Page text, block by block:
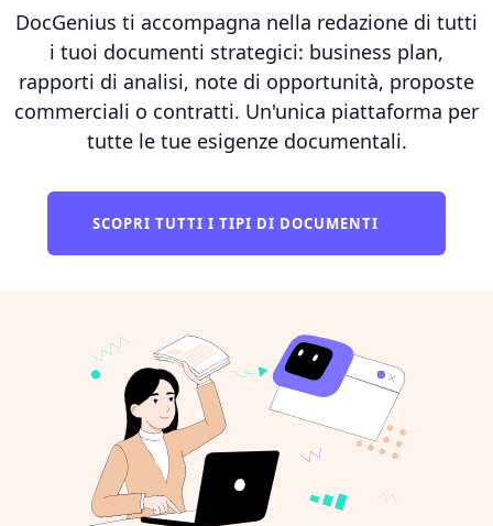
DocGenius ti accompagna nella redazione di tutti
i tuoi documenti strategici: business plan,
rapporti di analisi, note di opportunità, proposte
commerciali o contratti. Un'unica piattaforma per
tutte le tue esigenze documentali.
SCOPRI TUTTI I TIPI DI DOCUMENTI